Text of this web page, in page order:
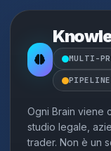
MULTI-
Ogni Brain viene
studio legale,
trader. Non è un